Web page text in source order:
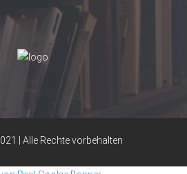
| Alle Rechte vorbehalten